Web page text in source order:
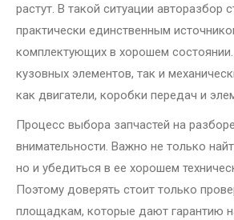
растут. В такой ситуации авторазбор
практически единственным
комплектующих в хорошем состоянии.
кузовных элементов, так и
как двигатели, коробки передач и
Процесс выбора запчастей на
внимательности. Важно не только
но и убедиться в ее хорошем
Поэтому доверять стоит только
площадкам, которые дают гарантию